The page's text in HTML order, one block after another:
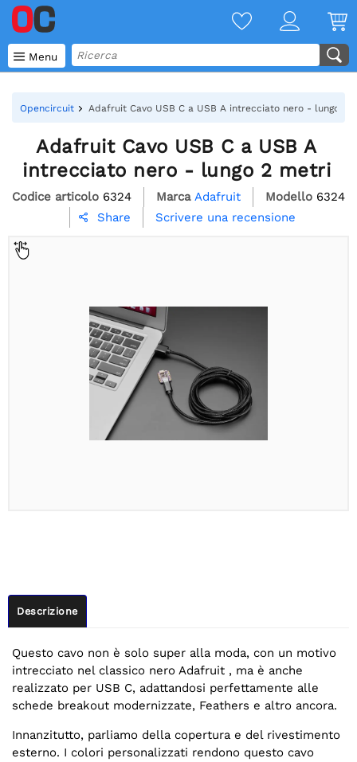
 Menu
Opencircuit Adafruit Cavo USB C a USB A intrecciato nero - lungo 2
Adafruit Cavo USB C a USB A
intrecciato nero - lungo 2 metri
Codice articolo 6324 Marca Adafruit Modello 6324
 Share Scrivere una recensione
Descrizione
Questo cavo non è solo super alla moda, con un motivo
intrecciato nel classico nero Adafruit , ma è anche
realizzato per USB C, adattandosi perfettamente alle
schede breakout modernizzate, Feathers e altro ancora.
Innanzitutto, parliamo della copertura e del rivestimento
esterno. I colori personalizzati rendono questo cavo